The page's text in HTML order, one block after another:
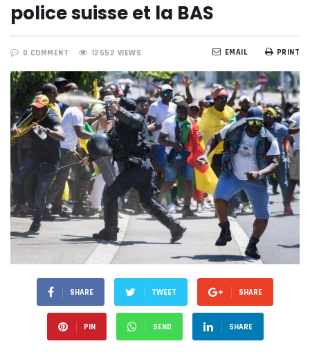
police suisse et la BAS
0 COMMENT 12552 VIEWS PRINT
EMAIL
SHARE TWEET SHARE
PIN SEND SHARE